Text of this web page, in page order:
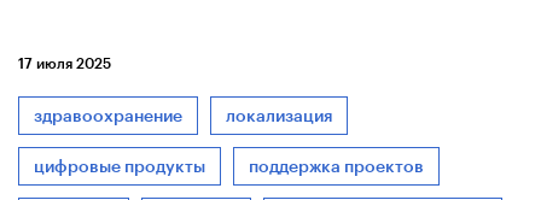
17 июля 2025
здравоохранение локализация
цифровые продукты поддержка проектов